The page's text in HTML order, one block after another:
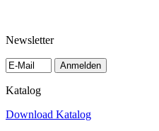
Newsletter
Anmelden
Katalog
Download Katalog